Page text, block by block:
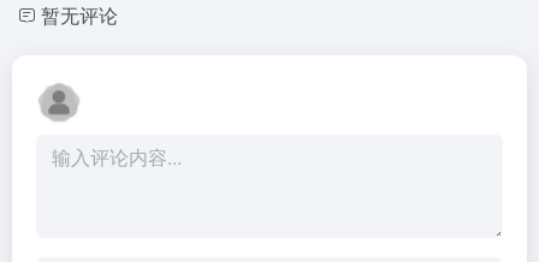
暂无评论